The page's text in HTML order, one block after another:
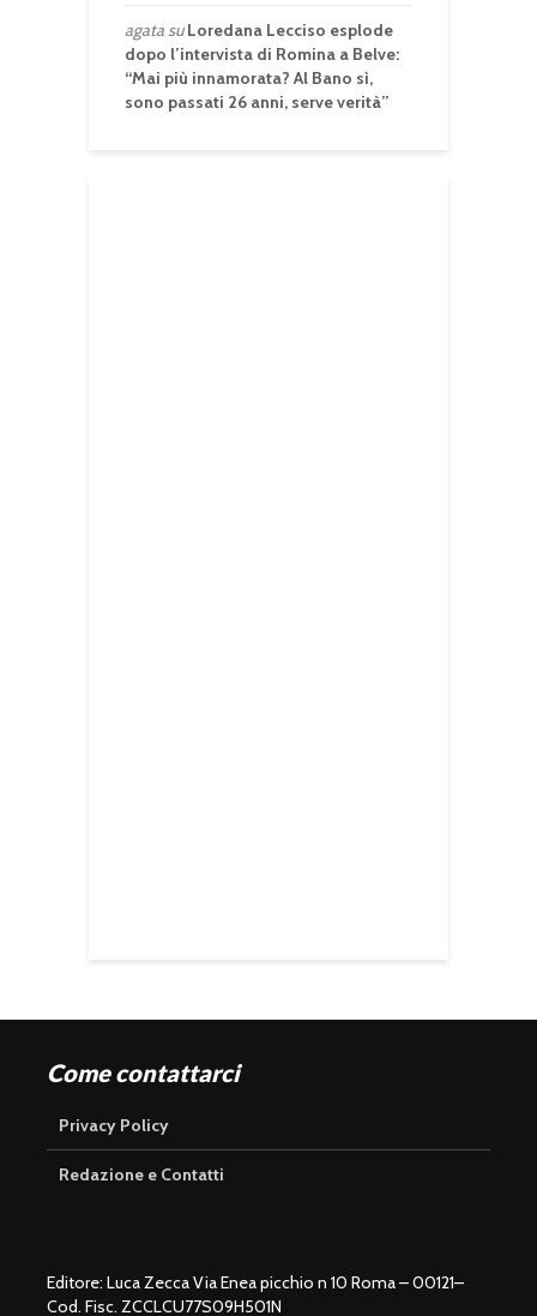
agatasuLoredana Lecciso esplode
dopo l’intervista di Romina a Belve:
“Mai più innamorata? Al Bano sì,
sono passati 26 anni, serve verità”
Come contattarci
Privacy Policy
Redazione e Contatti
Editore: Luca Zecca Via Enea picchio n 10 Roma – 00121–
Cod. Fisc. ZCCLCU77S09H501N